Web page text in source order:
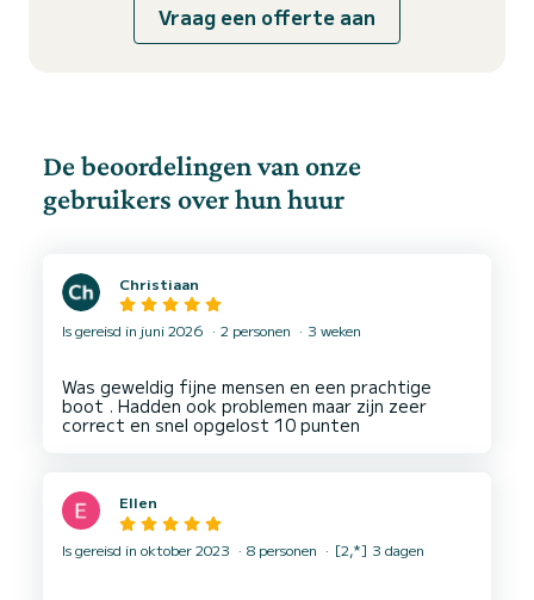
Vraag een offerte aan
De beoordelingen van onze
gebruikers over hun huur
Christiaan
Is gereisd in juni 2026 2 personen 3 weken
Was geweldig fijne mensen en een prachtige
boot . Hadden ook problemen maar zijn zeer
Ellen
Is gereisd in oktober 2023 8 personen [2,*] 3 dagen